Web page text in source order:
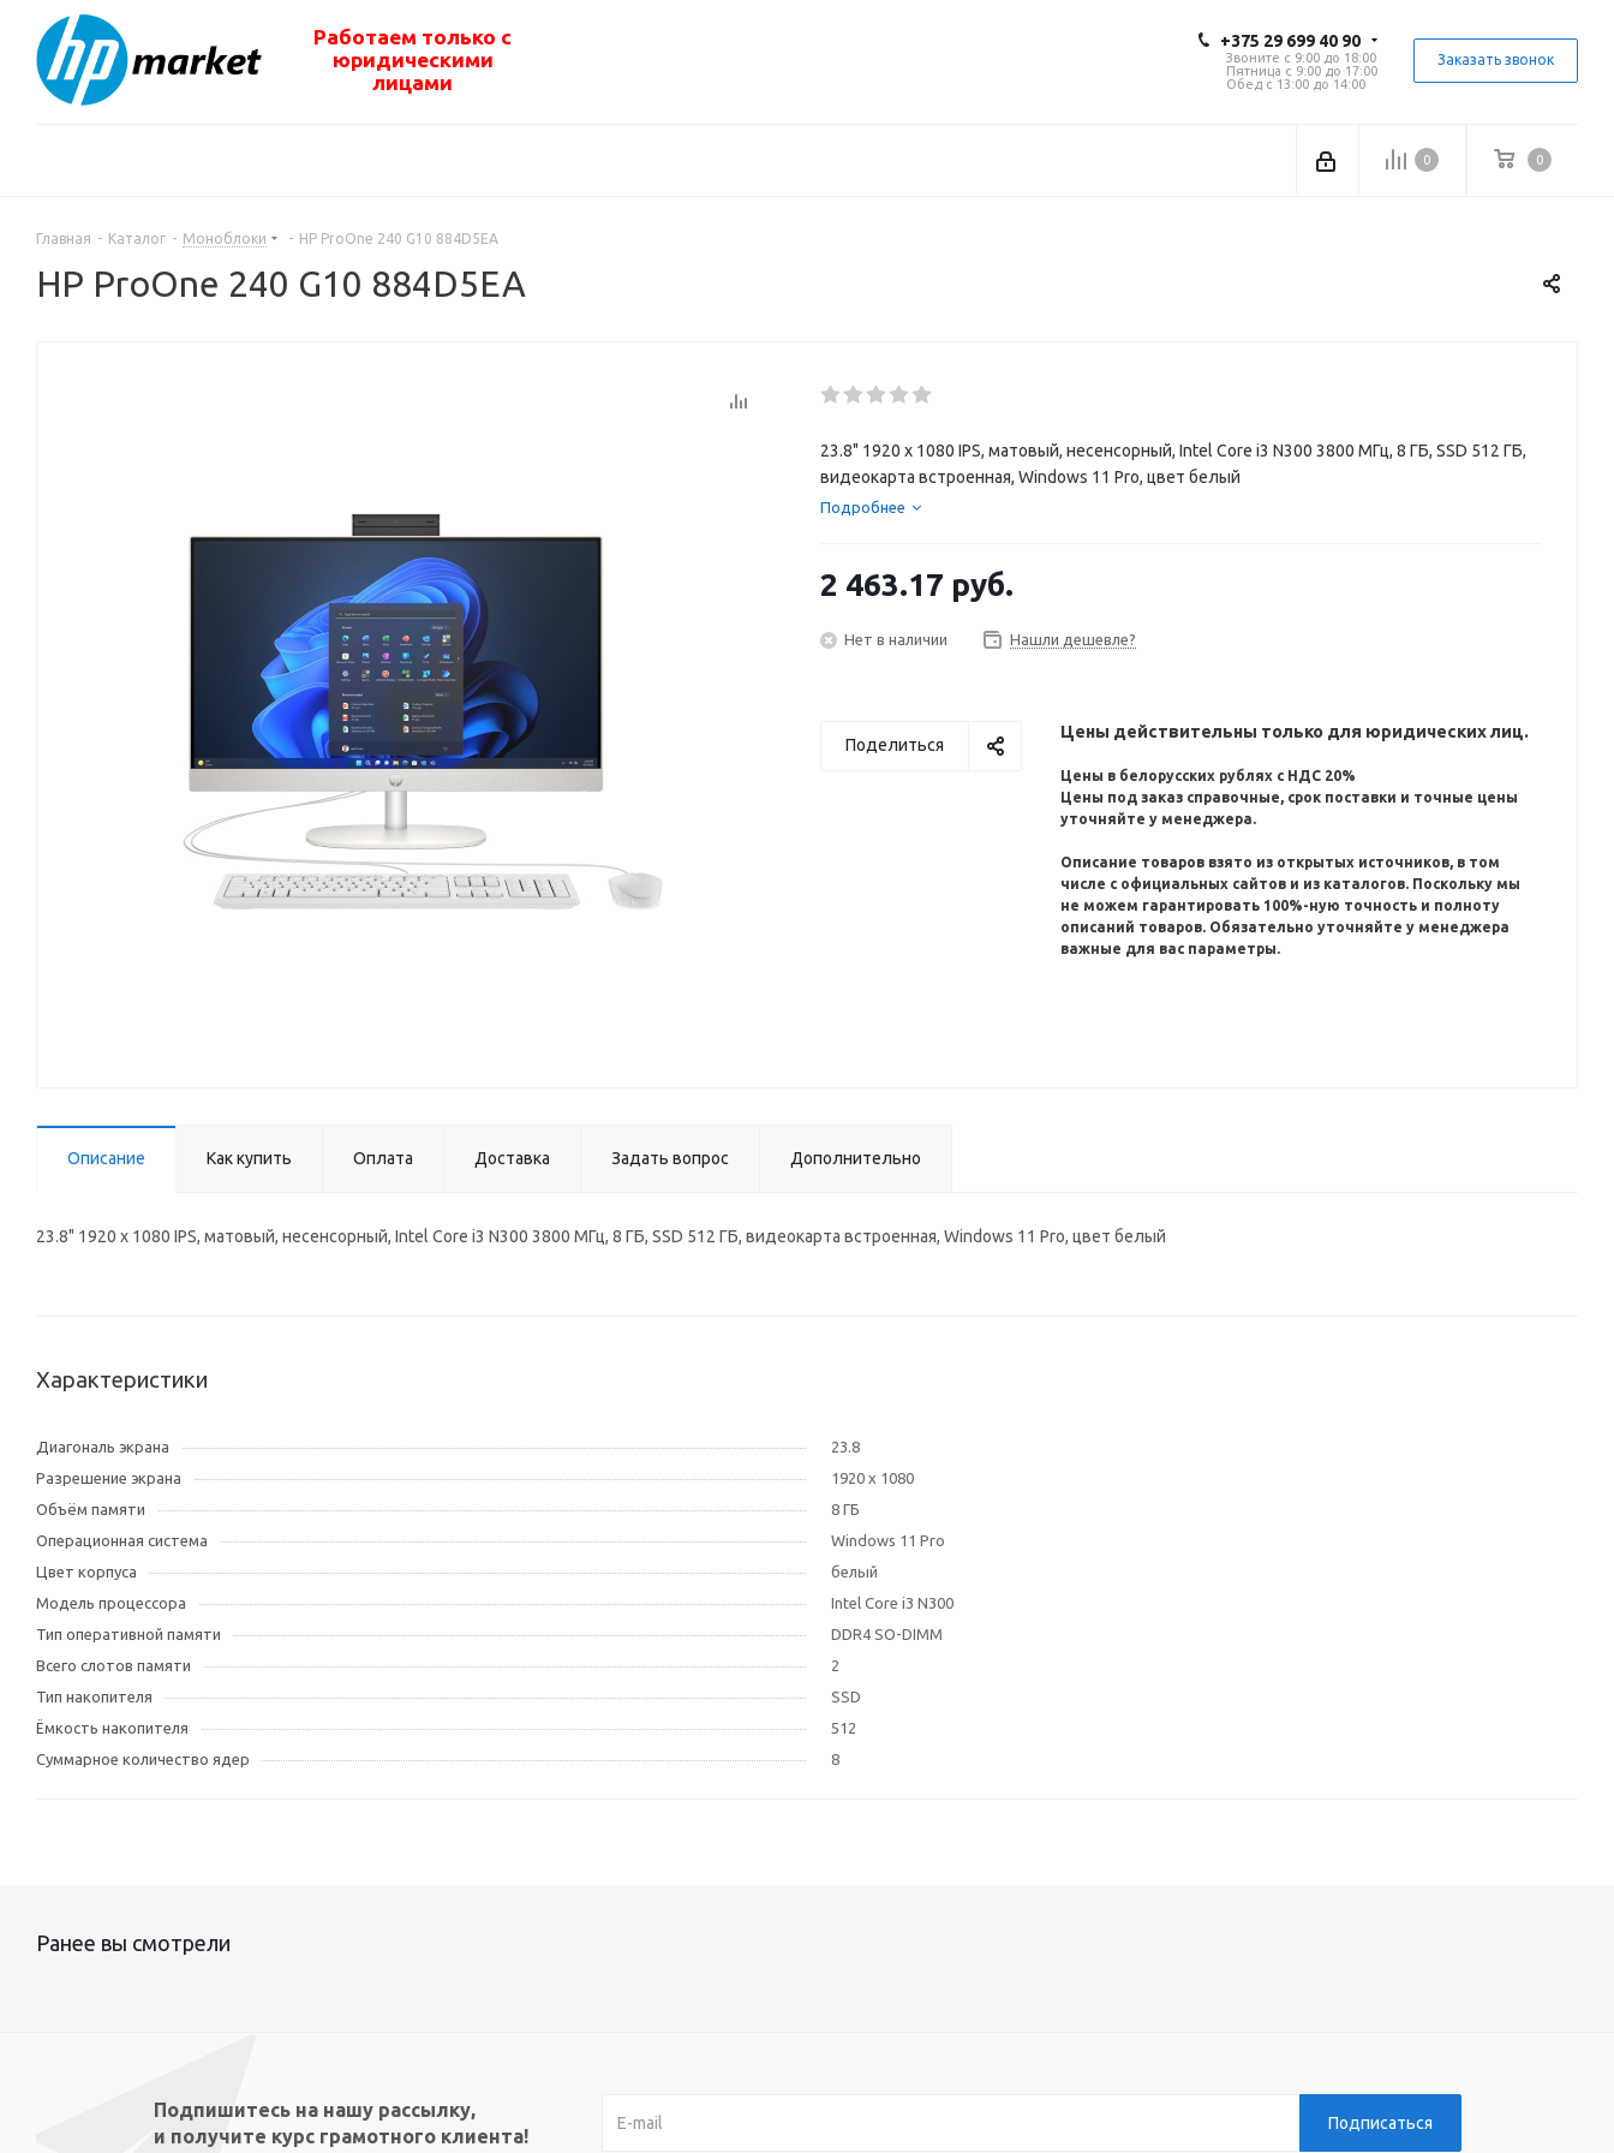
Работаем только с
юридическими
лицами
+375 29 699 40 90
Звоните с 9:00 до 18:00
Пятница с 9:00 до 17:00
Обед с 13:00 до 14:00
Заказать звонок
0 0
Главная - Каталог - Моноблоки - HP ProOne 240 G10 884D5EA
HP ProOne 240 G10 884D5EA
23.8" 1920 x 1080 IPS, матовый, несенсорный, Intel Core i3 N300 3800 МГц, 8 ГБ, SSD 512 ГБ,
видеокарта встроенная, Windows 11 Pro, цвет белый
Подробнее
2 463.17 руб.
Нет в наличии Нашли дешевле?
Поделиться
Цены действительны только для юридических лиц.
Цены в белорусских рублях с НДС 20%
Цены под заказ справочные, срок поставки и точные цены
уточняйте у менеджера.
Описание товаров взято из открытых источников, в том
числе с официальных сайтов и из каталогов. Поскольку мы
не можем гарантировать 100%-ную точность и полноту
описаний товаров. Обязательно уточняйте у менеджера
важные для вас параметры.
Описание Как купить Оплата Доставка Задать вопрос Дополнительно
23.8" 1920 x 1080 IPS, матовый, несенсорный, Intel Core i3 N300 3800 МГц, 8 ГБ, SSD 512 ГБ, видеокарта встроенная, Windows 11 Pro, цвет белый
Характеристики
Диагональ экрана
23.8
Разрешение экрана
1920 x 1080
Объём памяти
8 ГБ
Операционная система
Windows 11 Pro
Цвет корпуса
белый
Модель процессора
Intel Core i3 N300
Тип оперативной памяти
DDR4 SO-DIMM
Всего слотов памяти
2
Тип накопителя
SSD
Ёмкость накопителя
512
Суммарное количество ядер
8
Ранее вы смотрели
Подпишитесь на нашу рассылку,
и получите курс грамотного клиента!